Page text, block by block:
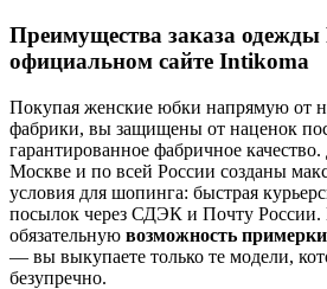
Преимущества заказа одежды
официальном сайте Intikoma
Покупая женские юбки напрямую от
фабрики, вы защищены от наценок
гарантированное фабричное
Москве и по всей России созданы
условия для шопинга: быстрая
посылок через СДЭК и Почту России.
обязательную возможность
— вы выкупаете только те модели,
безупречно.